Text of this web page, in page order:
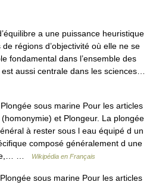
a une puissance heuristique
régions d’objectivité où elle ne se
fondamental dans l’ensemble des
aussi centrale dans les sciences…
sous marine Pour les articles
et Plongeur. La plongée
à rester sous l eau équipé d un
composé généralement d une
…
Wikipédia en Français
sous marine Pour les articles